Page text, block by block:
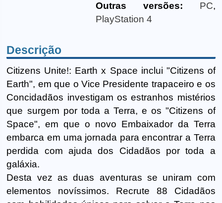
Outras versões:
PC,
PlayStation 4
Descrição
Citizens Unite!: Earth x Space inclui "Citizens of
Earth", em que o Vice Presidente trapaceiro e os
Concidadãos investigam os estranhos mistérios
que surgem por toda a Terra, e os "Citizens of
Space", em que o novo Embaixador da Terra
embarca em uma jornada para encontrar a Terra
perdida com ajuda dos Cidadãos por toda a
galáxia.
Desta vez as duas aventuras se uniram com
elementos novíssimos. Recrute 88 Cidadãos